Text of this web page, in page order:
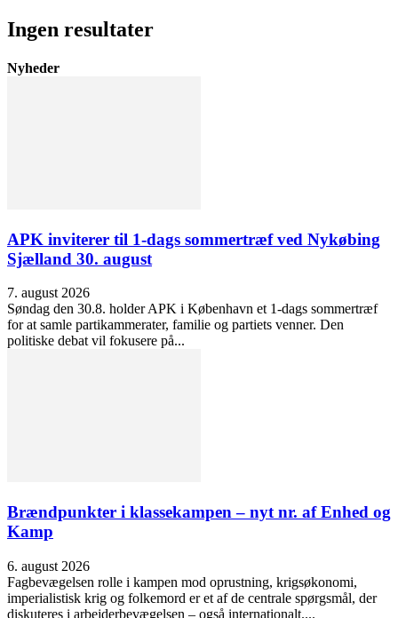
Ingen resultater
Nyheder
APK inviterer til 1-dags sommertræf ved Nykøbing
Sjælland 30. august
7. august 2026
Søndag den 30.8. holder APK i København et 1-dags sommertræf
for at samle partikammerater, familie og partiets venner. Den
politiske debat vil fokusere på...
Brændpunkter i klassekampen – nyt nr. af Enhed og
Kamp
6. august 2026
Fagbevægelsen rolle i kampen mod oprustning, krigsøkonomi,
imperialistisk krig og folkemord er et af de centrale spørgsmål, der
diskuteres i arbejderbevægelsen – også internationalt....